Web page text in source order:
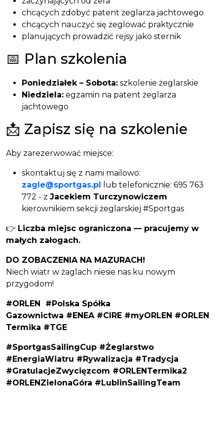
chcących zdobyć patent żeglarza jachtowego
chcących nauczyć się żeglować praktycznie
planujących prowadzić rejsy jako sternik
📅 Plan szkolenia
Poniedziałek – Sobota: szkolenie żeglarskie
Niedziela: egzamin na patent żeglarza
jachtowego
📩 Zapisz się na szkolenie
Aby zarezerwować miejsce:
skontaktuj się z nami mailowo:
zagle@sportgas.pl
lub telefonicznie: 695 763
772 - z Jacekiem Turczynowiczem
kierownikiem sekcji żeglarskiej #Sportgas
👉 Liczba miejsc ograniczona — pracujemy w
małych załogach.
DO ZOBACZENIA NA MAZURACH!
Niech wiatr w żaglach niesie nas ku nowym
przygodom!
#ORLEN #Polska Spółka
Gazownictwa #ENEA #CIRE #myORLEN #ORLEN
Termika #TGE
#SportgasSailingCup #Żeglarstwo
#EnergiaWiatru #Rywalizacja #Tradycja
#GratulacjeZwycięzcom #ORLENTermika2
#ORLENZielonaGóra #LublinSailingTeam